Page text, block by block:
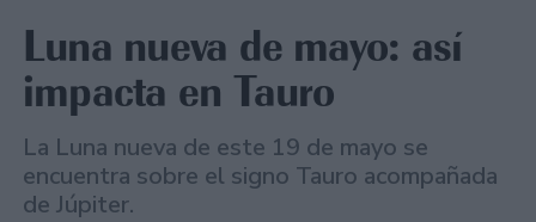
Luna nueva de mayo: así
impacta en Tauro
La Luna nueva de este 19 de mayo se
encuentra sobre el signo Tauro acompañada
de Júpiter.